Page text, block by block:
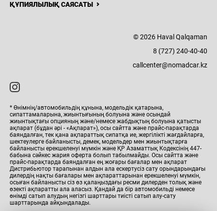
ҚҰПИЯЛЫЛЫҚ САЯСАТЫ
© 2026 Haval Qalqaman
8 (727) 240-40-40
callcenter@nomadcar.kz
* Өнімнің/автомобильдің құнына, модельдік қатарына,
сипаттамаларына, жиынтығының болуына және осындай
жиынтықтағы опцияның және/немесе жабдықтың болуына қатысты
ақпарат (бұдан әрі - «Ақпарат»), осы сайтта және прайс-парақтарда
баяндалған, тек қана ақпараттық сипатқа ие, жергілікті жағдайларға,
шектеулерге байланысты, демек, модельдер мен жиынтықтарға
байланысты ерекшеленуі мүмкін және ҚР Азаматтық Кодексінің 447-
бабына сәйкес жария оферта болып табылмайды. Осы сайтта және
прайс-парақтарда баяндалған ең жоғары бағалар мен ақпарат
Дистрибьютор тарапынан алдын ала ескертусіз сату орындарындағы
дилердің нақты бағалары мен ақпараттарынан ерекшеленуі мүмкін,
осыған байланысты сіз өз қалаңыздағы ресми дилерден толық және
өзекті ақпаратты ала аласыз. Қандай да бір автомобильді немесе
өнімді сатып алудың негізгі шарттары тиісті сатып алу-сату
шарттарында айқындалады.
ВЫГОДНЫЕ УСЛОВИЯ